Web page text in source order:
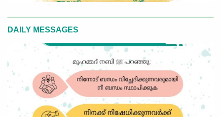
DAILY MESSAGES